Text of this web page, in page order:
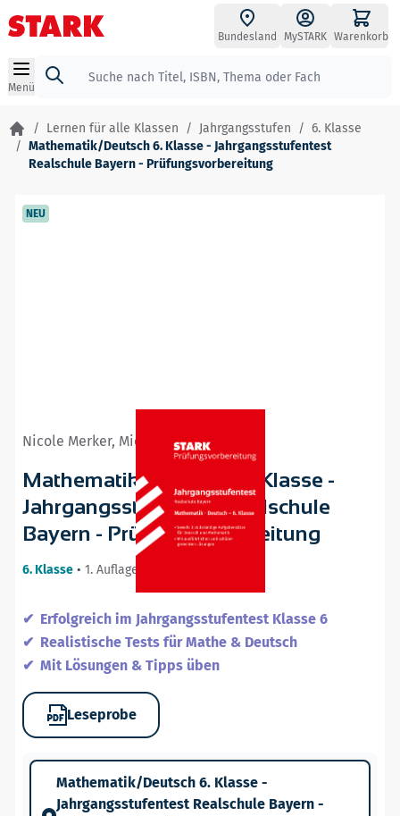
Zum Inhalt springen
Bundesland MySTARK Warenkorb
Menü
Suche
/ Lernen für alle Klassen / Jahrgangsstufen / 6. Klasse
/ Mathematik/Deutsch 6. Klasse - Jahrgangsstufentest
Realschule Bayern - Prüfungsvorbereitung
NEU
Nicole Merker, Michaela Schabel
Mathematik/Deutsch 6. Klasse -
Jahrgangsstufentest Realschule
Bayern - Prüfungsvorbereitung
6. Klasse • 1. Auflage / 16.07.25
Erfolgreich im Jahrgangsstufentest Klasse 6
Realistische Tests für Mathe & Deutsch
Mit Lösungen & Tipps üben
Leseprobe
Mathematik/Deutsch 6. Klasse -
Jahrgangsstufentest Realschule Bayern -